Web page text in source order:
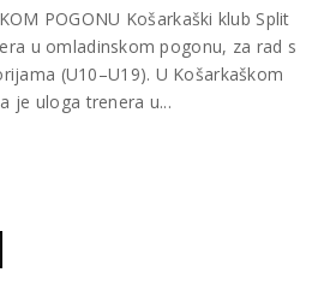
POGONU Košarkaški klub Split
u omladinskom pogonu, za rad s
(U10–U19). U Košarkaškom
je uloga trenera u...